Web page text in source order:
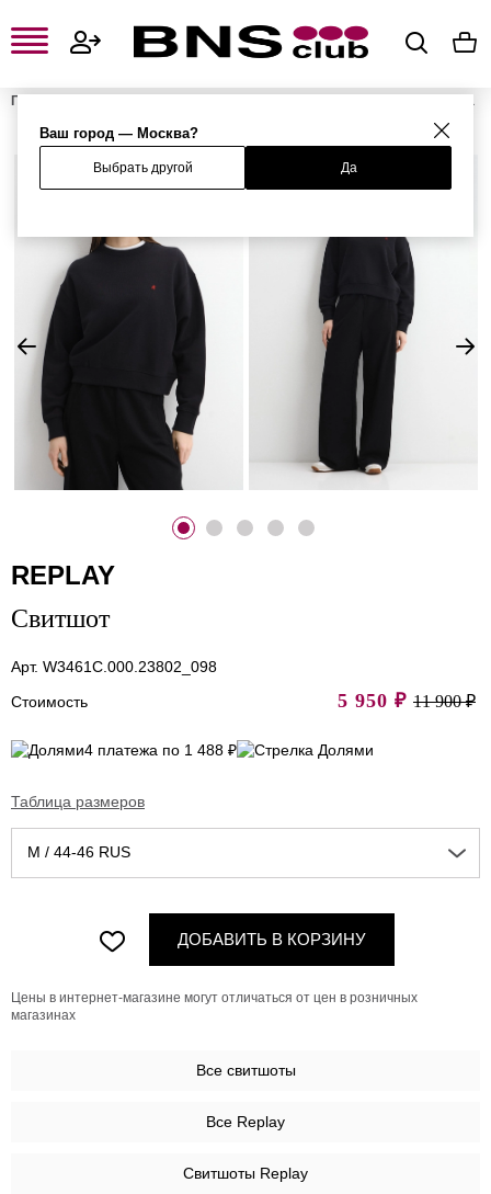
Ваш город — Москва?
Выбрать другой Да
Главная
Женская одежда
%
REPLAY
Свитшот
Арт. W3461C.000.23802_098
Стоимость
5 950 ₽ 11 900 ₽
4 платежа по 1 488 ₽
Таблица размеров
M / 44-46 RUS
ДОБАВИТЬ В КОРЗИНУ
Цены в интернет-магазине могут отличаться от цен в розничных
магазинах
Все свитшоты
Все Replay
Свитшоты Replay